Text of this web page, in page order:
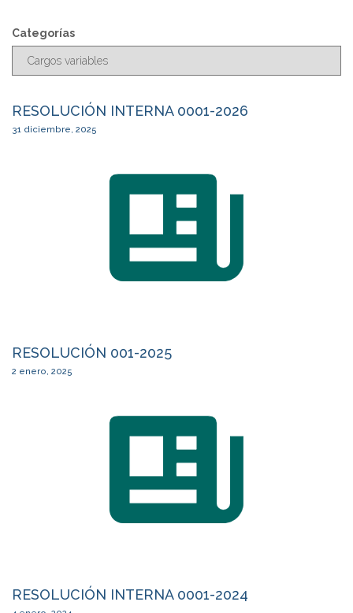
c
a
Categorías
RESOLUCIÓN INTERNA 0001-2026
31 diciembre, 2025
RESOLUCIÓN 001-2025
2 enero, 2025
RESOLUCIÓN INTERNA 0001-2024